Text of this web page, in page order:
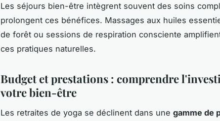
Les séjours bien-être intègrent souvent des soins
prolongent ces bénéfices. Massages aux huiles
de forêt ou sessions de respiration consciente
ces pratiques naturelles.
Budget et prestations : comprendre
votre bien-être
Les retraites de yoga se déclinent dans une gamme de